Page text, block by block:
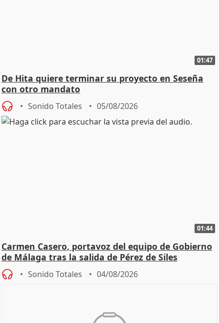
01:47
De Hita quiere terminar su proyecto en Seseña
con otro mandato
Sonido Totales 05/08/2026
01:44
Carmen Casero, portavoz del equipo de Gobierno
de Málaga tras la salida de Pérez de Siles
Sonido Totales 04/08/2026